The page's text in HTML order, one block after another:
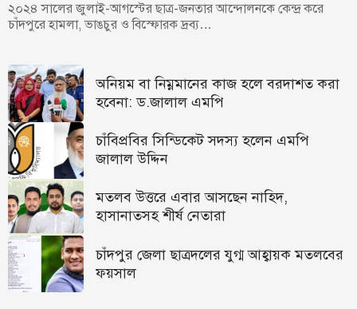
২০২৪ সালের জুলাই-আগস্টের ছাত্র-জনতার আন্দোলনকে কেন্দ্র করে
চাঁদপুরে হামলা, ভাঙচুর ও বিস্ফোরক দ্রব্য…
অনিয়ম বা নিম্নমানের কাজ হলে বরদাশত করা
হবেনা: ড.জালাল এমপি
চাঁবিপ্রবির সিন্ডিকেট সদস্য হলেন এমপি
জালাল উদ্দিন
মতলব উত্তরে এবার আসছেন নাহিদ,
হাসানাতসহ শীর্ষ নেতারা
চাঁদপুর জেলা ছাত্রদলের যুগ্ম আহ্বায়ক মতলবের
ফয়সাল